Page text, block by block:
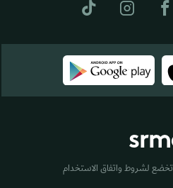
لشروط واتفاق الاستخدام